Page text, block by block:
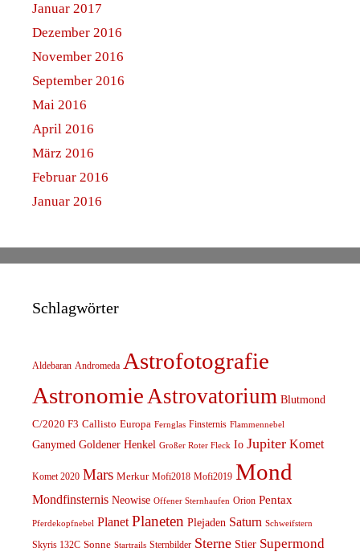
Januar 2017
Dezember 2016
November 2016
September 2016
Mai 2016
April 2016
März 2016
Februar 2016
Januar 2016
Schlagwörter
Aldebaran Andromeda Astrofotografie
AstronomieAstrovatorium Blutmond
C/2020 F3 Callisto Europa Fernglas Finsternis Flammennebel
Ganymed Goldener Henkel Großer Roter Fleck Io Jupiter Komet
Komet 2020 Mars Merkur Mofi2018 Mofi2019 Mond
Mondfinsternis Neowise Offener Sternhaufen Orion Pentax
Pferdekopfnebel Planet Planeten Plejaden Saturn Schweifstern
Skyris 132C Sonne Startrails Sternbilder Sterne Stier Supermond